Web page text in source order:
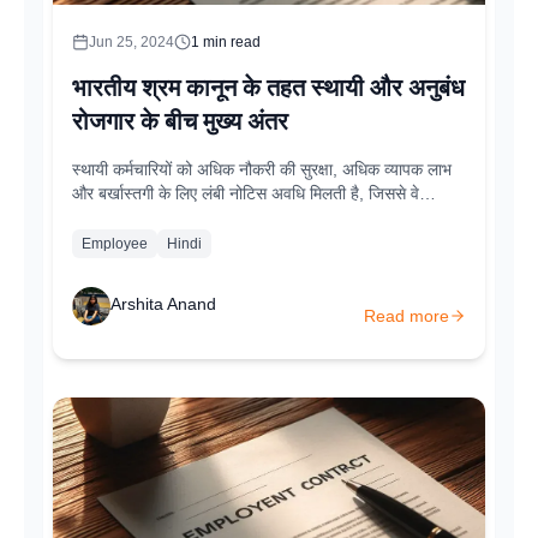
Jun 25, 2024 1 min read
भारतीय श्रम कानून के तहत स्थायी और अनुबंध
रोजगार के बीच मुख्य अंतर
स्थायी कर्मचारियों को अधिक नौकरी की सुरक्षा, अधिक व्यापक लाभ
और बर्खास्तगी के लिए लंबी नोटिस अवधि मिलती है, जिससे वे
कर्मचारी विशिष्ट अवधि या परियोजनाओं के लिए काम करते हैं...
Employee Hindi
Arshita Anand
Read more